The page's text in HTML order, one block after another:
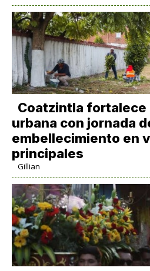
Coatzintla fortalece
urbana con jornada
embellecimiento en
principales
Gillian